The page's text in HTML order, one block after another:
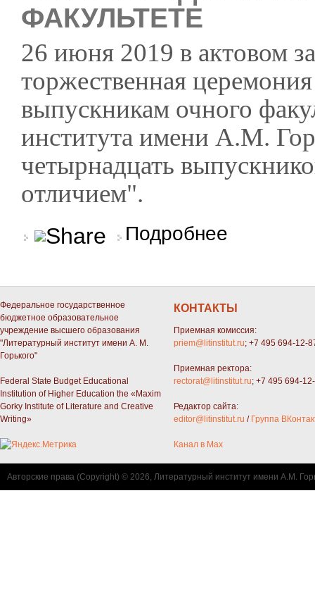
ФАКУЛЬТЕТЕ
26 июня 2019 в актовом
торжественная
выпускникам очного
института имени А.М.
четырнадцать
отличием".
Подробнее
Федеральное государственное
бюджетное образовательное
учреждение высшего образования
"Литературный институт имени А. М.
Горького"
Federal State Budget Educational
Institution of Higher Education the «Maxim
Gorky Institute of Literature and Creative
Writing»
КОНТАКТЫ
Приемная комиссия:
priem@litinstitut.ru; +7 495 694-12-
Приемная ректора:
rectorat@litinstitut.ru; +7 495 694-
Редактор сайта:
editor@litinstitut.ru / Группа
Канал в Max
Авторские права (Copyright) © 2026, Литературный институт имени А.М.